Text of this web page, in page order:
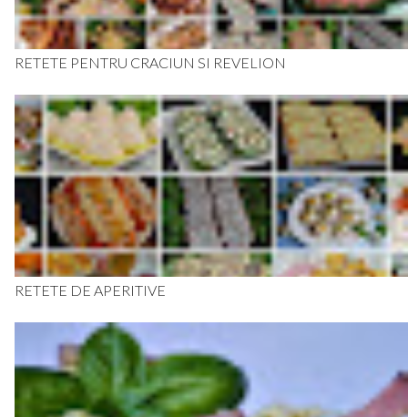
RETETE PENTRU CRACIUN SI REVELION
RETETE DE APERITIVE